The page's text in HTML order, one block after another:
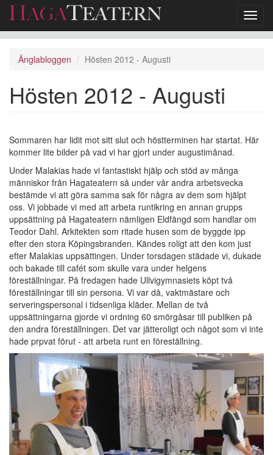
Änglabloggen Hösten 2012 - Augusti
Hösten 2012 - Augusti
Sommaren har lidit mot sitt slut och höstterminen har startat. Här
kommer lite bilder på vad vi har gjort under augustimånad.
Under Malakias hade vi fantastiskt hjälp och stöd av många
människor från Hagateatern så under vår andra arbetsvecka
bestämde vi att göra samma sak för några av dem som hjälpt
oss. Vi jobbade vi med att arbeta runtikring en annan grupps
uppsättning på Hagateatern nämligen Eldfängd som handlar om
Teodor Dahl. Arkitekten som ritade husen som de byggde ipp
efter den stora Köpingsbranden. Kändes roligt att den kom just
efter Malakias uppsättingen. Under torsdagen städade vi, dukade
och bakade till cafét som skulle vara under helgens
föreställningar. På fredagen hade Ullvigymnasiets köpt två
föreställningar till sin persona. Vi var då, vaktmästare och
serveringspersonal i tidsenliga kläder. Mellan de två
uppsättningarna gjorde vi ordning 60 smörgåsar till publiken på
den andra föreställningen. Det var jätteroligt och något som vi inte
hade prpvat förut - att arbeta runt en föreställning.